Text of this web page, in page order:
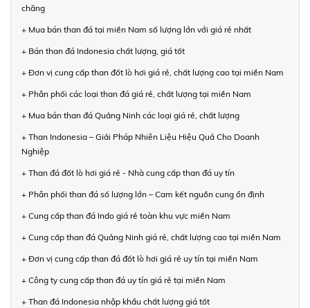
chăng
+ Mua bán than đá tại miền Nam số lượng lớn với giá rẻ nhất
+ Bán than đá Indonesia chất lượng, giá tốt
+ Đơn vị cung cấp than đốt lò hơi giá rẻ, chất lượng cao tại miền Nam
+ Phân phối các loại than đá giá rẻ, chất lượng tại miền Nam
+ Mua bán than đá Quảng Ninh các loại giá rẻ, chất lượng
+ Than Indonesia – Giải Pháp Nhiên Liệu Hiệu Quả Cho Doanh
Nghiệp
+ Than đá đốt lò hơi giá rẻ - Nhà cung cấp than đá uy tín
+ Phân phối than đá số lượng lớn – Cam kết nguồn cung ổn định
+ Cung cấp than đá Indo giá rẻ toàn khu vực miền Nam
+ Cung cấp than đá Quảng Ninh giá rẻ, chất lượng cao tại miền Nam
+ Đơn vị cung cấp than đá đốt lò hơi giá rẻ uy tín tại miền Nam
+ Công ty cung cấp than đá uy tín giá rẻ tại miền Nam
+ Than đá Indonesia nhập khẩu chất lượng giá tốt